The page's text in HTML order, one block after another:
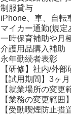
制服貸与
iPhone、車、自転
マイカー通勤(規定
一時保育補助や月
介護用品購入補助
永年勤続者表彰
【研修】社内/外部
【試用期間】3ヶ
【就業場所の変更
【業務の変更範囲
【受動喫煙防止措